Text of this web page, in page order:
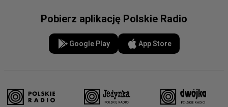
Pobierz aplikację Polskie Radio
Google Play App Store